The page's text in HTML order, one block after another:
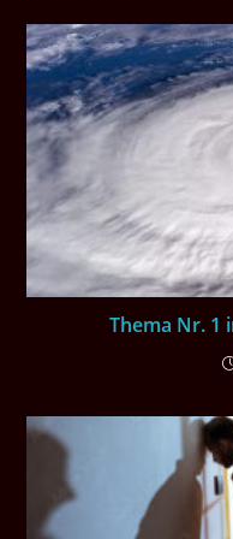
Thema Nr. 1